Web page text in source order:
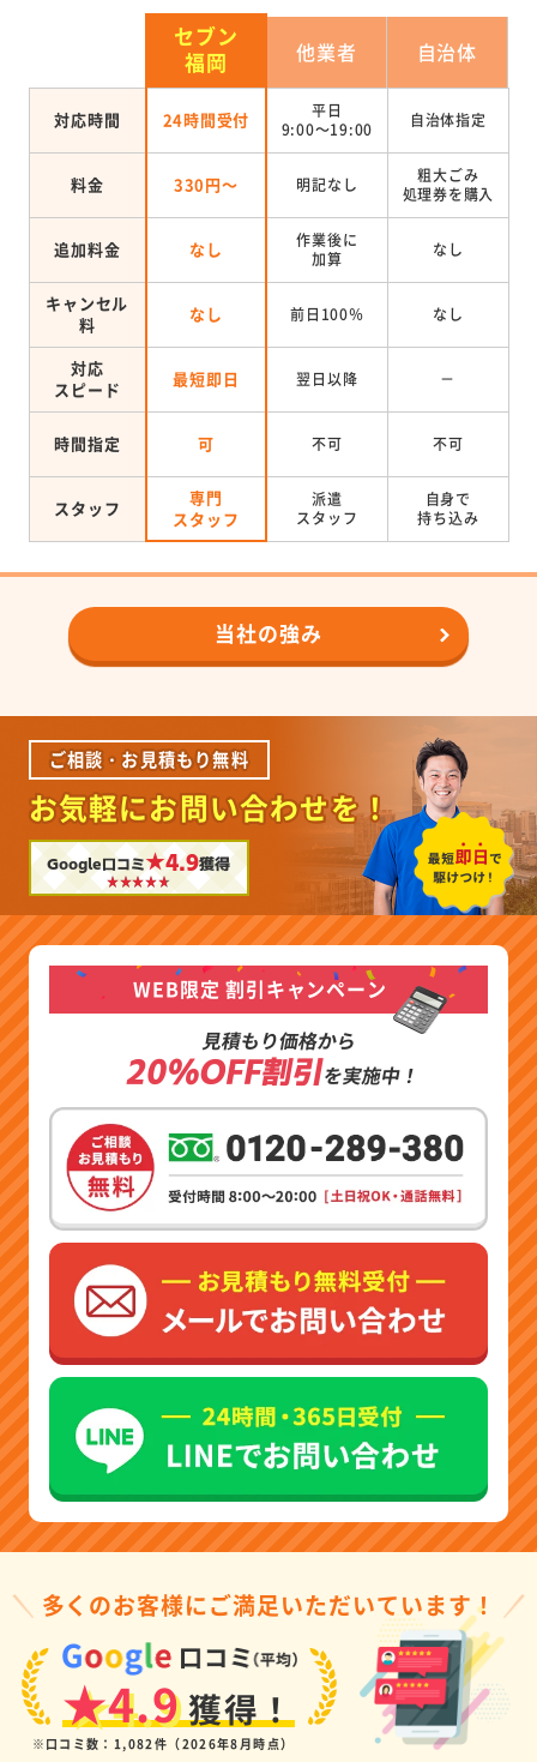
セブン
福岡
他業者 自治体
対応時間 24時間受付
平日
9:00～19:00
自治体指定
料金 330円～ 明記なし
粗大ごみ
処理券を購入
追加料金 なし
作業後に
加算
なし
キャンセル
料
なし 前日100％ なし
対応
スピード
最短即日 翌日以降 －
時間指定 可 不可 不可
スタッフ
専門
スタッフ
派遣
スタッフ
自身で
持ち込み
当社の強み
ご相談・お見積もり無料
お気軽にお問い合わせを！
Google口コミ★4.9獲得
WEB限定 割引キャンペーン
見積もり価格から
20%OFF割引を実施中！
多くのお客様にご満足いただいています！
★4.9獲得！
※口コミ数：1,082件（2026年8月時点）